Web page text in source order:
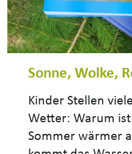
Sonne, Wolke,
Kinder Stellen
Wetter: Warum
Sommer wärmer